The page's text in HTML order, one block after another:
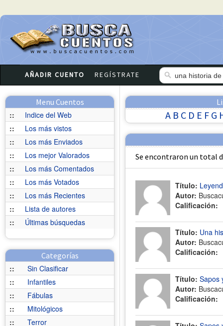
AÑADIR CUENTO REGÍSTRATE
Menu Cuentos
::
Indice del Web
::
Los más vistos
::
Los más Enviados
::
Los mejor Valorados
::
Los más Comentados
::
Los más Votados
::
Los más Recientes
::
Lista de autores
::
Últimas búsquedas
Categorías
::
Sin Clasificar
::
Infantiles
::
Fábulas
::
Mitológicos
::
Terror
A B C D E F G
Se encontraron un total
Título:
Autor:
Calificación:
Título: Una
Autor:
Calificación:
Título: Sapos
Autor:
Calificación: